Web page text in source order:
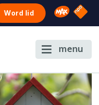
Word lid Omroep
NPO
menu